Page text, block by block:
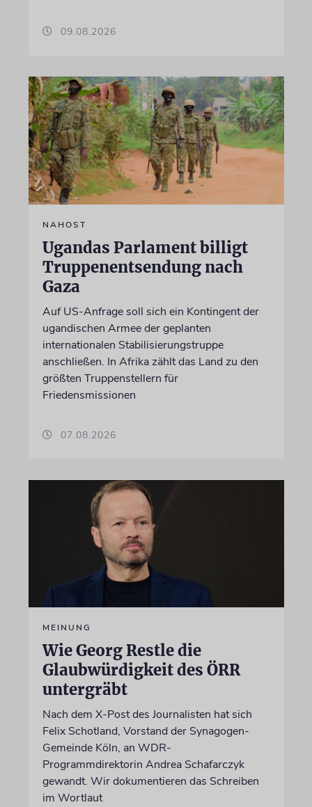
09.08.2026
NAHOST
Ugandas Parlament billigt
Truppenentsendung nach
Gaza
Auf US-Anfrage soll sich ein Kontingent der
ugandischen Armee der geplanten
internationalen Stabilisierungstruppe
anschließen. In Afrika zählt das Land zu den
größten Truppenstellern für
Friedensmissionen
07.08.2026
MEINUNG
Wie Georg Restle die
Glaubwürdigkeit des ÖRR
untergräbt
Nach dem X-Post des Journalisten hat sich
Felix Schotland, Vorstand der Synagogen-
Gemeinde Köln, an WDR-
Programmdirektorin Andrea Schafarczyk
gewandt. Wir dokumentieren das Schreiben
im Wortlaut